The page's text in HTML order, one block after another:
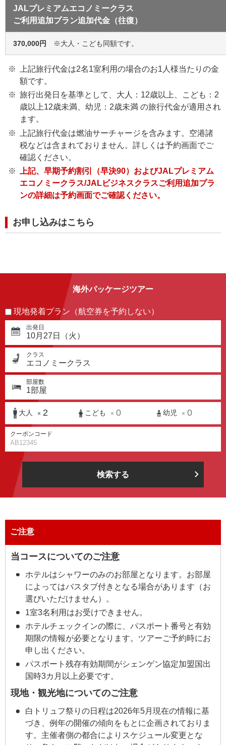
JALプレミアムエコノミークラス
ご利用追加プラン追加代金（往復）
370,000円 ※大人・こども同額です。
上記旅行代金は2名1室利用の場合のお1人様当たりの金
額です。
旅行出発日を基準として、大人：12歳以上、こども：2
歳以上12歳未満、幼児：2歳未満 の旅行代金が適用され
ます。
上記旅行代金は燃油サーチャージを含みます。空港諸
税などは含まれておりません。詳しくは予約画面でご
確認ください。
上記、早期予約割引（早決90）およびJALプレミアム
エコノミークラス/JALビジネスクラスご利用追加プラ
ンの詳細は予約画面でご確認ください。
お申し込みはこちら
海外パッケージツアー
現地発着プラン（航空券を予約しない）
出発日
10月27日（火）
クラス
エコノミークラス
部屋数
1部屋
大人 × 2 こども × 0 幼児 × 0
クーポンコード
検索する
ご注意
当コースについてのご注意
ホテルはシャワーのみのお部屋となります。お部屋
によってはバスタブ付きとなる場合があります（お
選びいただけません）。
1室3名利用はお受けできません。
ホテルチェックインの際に、パスポート番号と有効
期限の情報が必要となります。ツアーご予約時にお
申し出ください。
パスポート残存有効期間がシェンゲン協定加盟国出
国時3カ月以上必要です。
現地・観光地についてのご注意
白トリュフ祭りの日程は2026年5月現在の情報に基
づき、例年の開催の傾向をもとに企画されておりま
す。主催者側の都合によりスケジュール変更とな